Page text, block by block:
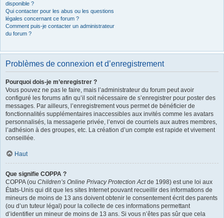
disponible ?
Qui contacter pour les abus ou les questions
légales concernant ce forum ?
Comment puis-je contacter un administrateur
du forum ?
Problèmes de connexion et d’enregistrement
Pourquoi dois-je m’enregistrer ?
Vous pouvez ne pas le faire, mais l’administrateur du forum peut avoir
configuré les forums afin qu’il soit nécessaire de s’enregistrer pour poster des
messages. Par ailleurs, l’enregistrement vous permet de bénéficier de
fonctionnalités supplémentaires inaccessibles aux invités comme les avatars
personnalisés, la messagerie privée, l’envoi de courriels aux autres membres,
l’adhésion à des groupes, etc. La création d’un compte est rapide et vivement
conseillée.
Haut
Que signifie COPPA ?
COPPA (ou Children’s Online Privacy Protection Actde 1998) est une loi aux
États-Unis qui dit que les sites Internet pouvant recueillir des informations de
mineurs de moins de 13 ans doivent obtenir le consentement écrit des parents
(ou d’un tuteur légal) pour la collecte de ces informations permettant
d’identifier un mineur de moins de 13 ans. Si vous n’êtes pas sûr que cela